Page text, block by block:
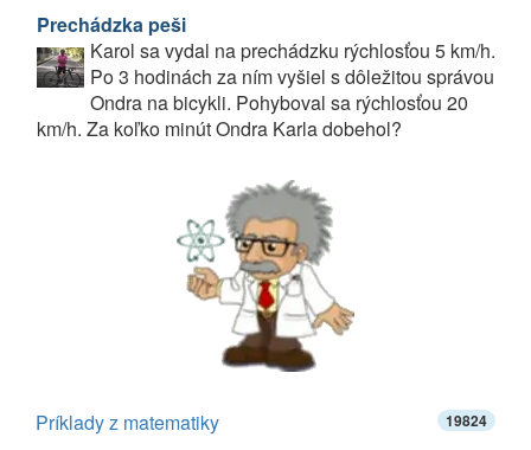
Prechádzka peši
Karol sa vydal na prechádzku rýchlosťou 5 km/h.
Po 3 hodinách za ním vyšiel s dôležitou správou
Ondra na bicykli. Pohyboval sa rýchlosťou 20
km/h. Za koľko minút Ondra Karla dobehol?
Príklady z matematiky 19824